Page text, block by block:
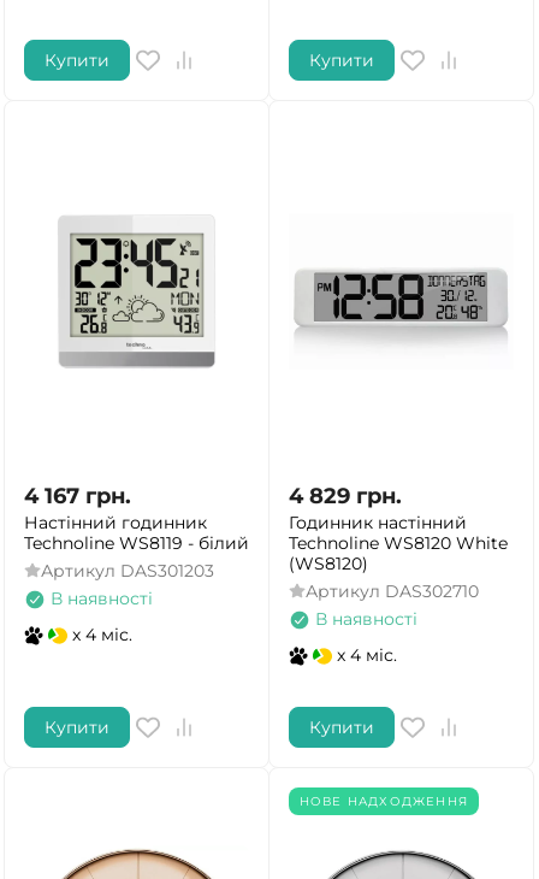
Купити Купити
4 167 грн.
Настінний годинник
Technoline WS8119 - білий
Артикул DAS301203
В наявності
x 4 міс.
Купити
4 829 грн.
Годинник настінний
Technoline WS8120 White
(WS8120)
Артикул DAS302710
В наявності
x 4 міс.
Купити
НОВЕ НАДХОДЖЕННЯ